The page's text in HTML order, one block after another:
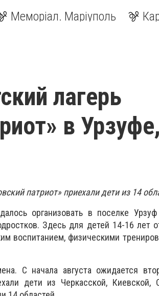
Меморіал. Маріуполь
лагерь
в
патриот» приехали дети из 14
организовать в поселке
Здесь для детей 14-16 лет
воспитанием, физическими
С начала августа ожидается
дети из Черкасской, Киевской,